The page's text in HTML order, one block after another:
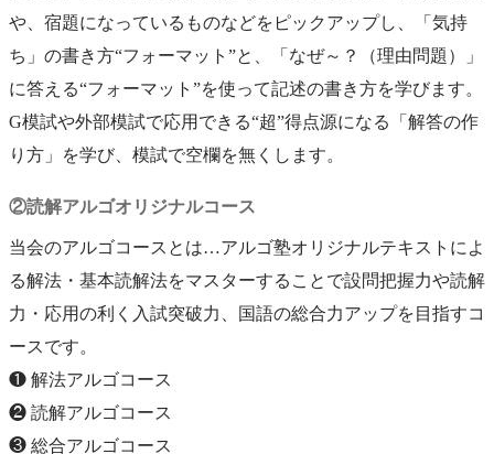
や、宿題になっているものなどをピックアップし、「気持
ち」の書き方“フォーマット”と、「なぜ～？（理由問題）」
に答える“フォーマット”を使って記述の書き方を学びます。
G模試や外部模試で応用できる“超”得点源になる「解答の作
り方」を学び、模試で空欄を無くします。
②読解アルゴオリジナルコース
当会のアルゴコースとは…アルゴ塾オリジナルテキストによ
る解法・基本読解法をマスターすることで設問把握力や読解
力・応用の利く入試突破力、国語の総合力アップを目指すコ
ースです。
❶ 解法アルゴコース
❷ 読解アルゴコース
❸ 総合アルゴコース